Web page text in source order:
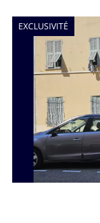
EXCLUSIVITÉ